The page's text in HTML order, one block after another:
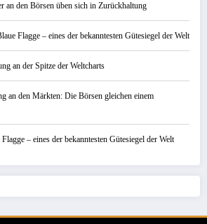
an den Börsen üben sich in Zurückhaltung
Flagge – eines der bekanntesten Gütesiegel der Welt
an der Spitze der Weltcharts
an den Märkten: Die Börsen gleichen einem
– eines der bekanntesten Gütesiegel der Welt